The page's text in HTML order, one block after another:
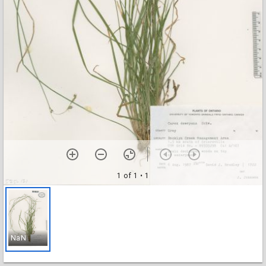
1 of 1 • 1
NaN